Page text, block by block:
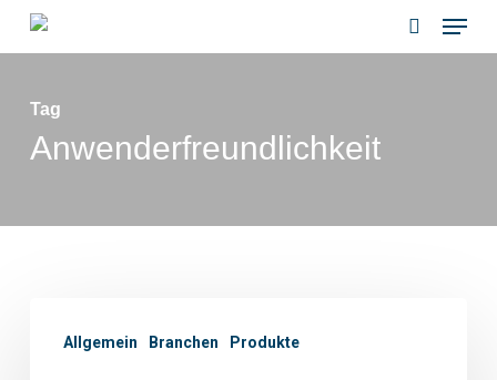
Skip
to
content
search
Menu
Tag
Anwenderfreundlichkeit
Allgemein Branchen Produkte